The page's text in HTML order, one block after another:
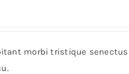
morbi tristique